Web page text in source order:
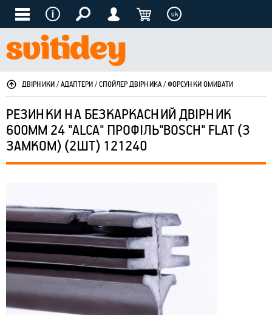
uk
ДВІРНИКИ / АДАПТЕРИ / СПОЙЛЕР ДВІРНИКА / ФОРСУНКИ ОМИВАТИ
РЕЗИНКИ НА БЕЗКАРКАСНИЙ ДВІРНИК
600ММ 24 "ALCA" ПРОФІЛЬ"BOSCH" FLAT (З
ЗАМКОМ) (2ШТ) 121240